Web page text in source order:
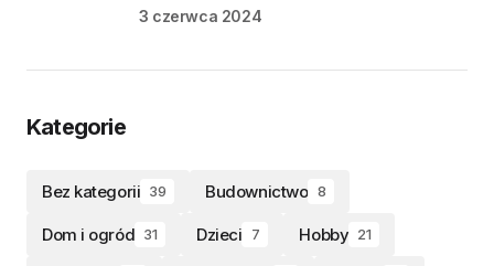
3 czerwca 2024
Kategorie
Bez kategorii 39 Budownictwo 8
Dom i ogród 31 Dzieci 7 Hobby 21